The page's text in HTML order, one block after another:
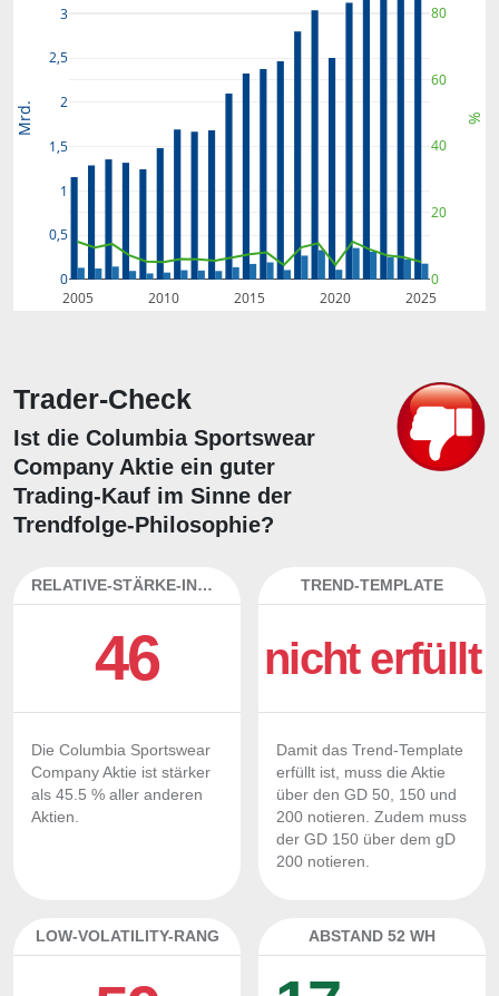
2005 2010 2015 2020 2025
0
0,5
1
1,5
2
2,5
3
0
20
40
60
80
Mrd. %
Trader-Check
Ist die Columbia Sportswear
Company Aktie ein guter
Trading-Kauf im Sinne der
Trendfolge-Philosophie?
RELATIVE-STÄRKE-INDEX
46
Die Columbia Sportswear
Company Aktie ist stärker
als 45.5 % aller anderen
Aktien.
TREND-TEMPLATE
nicht erfüllt
Damit das Trend-Template
erfüllt ist, muss die Aktie
über den GD 50, 150 und
200 notieren. Zudem muss
der GD 150 über dem gD
200 notieren.
LOW-VOLATILITY-RANG ABSTAND 52 WH